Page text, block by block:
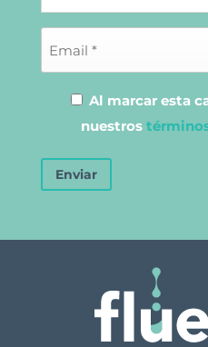
Al marcar esta
nuestros
Enviar